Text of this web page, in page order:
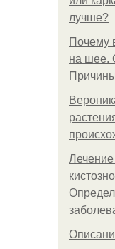
лучше?
Почему
на шее.